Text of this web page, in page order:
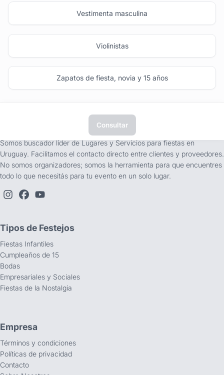
Vestimenta masculina
Violinistas
Zapatos de fiesta, novia y 15 años
Consultar
Somos buscador líder de Lugares y Servicios para fiestas en
Uruguay. Facilitamos el contacto directo entre clientes y proveedores.
No somos organizadores; somos la herramienta para que encuentres
todo lo que necesitás para tu evento en un solo lugar.
Tipos de Festejos
Fiestas Infantiles
Cumpleaños de 15
Bodas
Empresariales y Sociales
Fiestas de la Nostalgia
Empresa
Términos y condiciones
Políticas de privacidad
Contacto